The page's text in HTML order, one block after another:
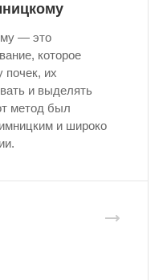
— это
которое
почек, их
и выделять
метод был
и широко